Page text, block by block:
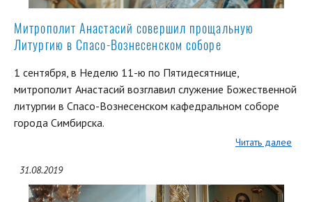
Митрополит Анастасий совершил прощальную
Литургию в Спасо-Вознесенском соборе
1 сентября, в Неделю 11-ю по Пятидесятнице,
митрополит Анастасий возглавил служение Божественной
литургии в Спасо-Вознесенском кафедральном соборе
города Симбирска.
Читать далее
31.08.2019